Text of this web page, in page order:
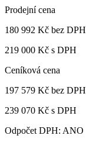
Prodejní cena
180 992 Kč bez DPH
219 000 Kč s DPH
Ceníková cena
197 579 Kč bez DPH
239 070 Kč s DPH
Odpočet DPH: ANO